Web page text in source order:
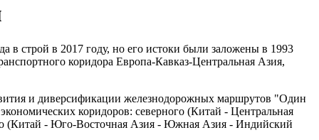
в строй в 2017 году, но его истоки были заложены в 1993
коридора Европа-Кавказ-Центральная Азия,
и диверсификации железнодорожных маршрутов "Один
коридоров: северного (Китай - Центральная
(Китай - Юго-Bосточная Азия - Южная Азия - Индийский